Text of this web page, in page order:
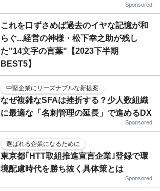
Sponsored
これを口ずさめば過去のイヤな記憶が和
らぐ...経営の神様・松下幸之助が残し
た"14文字の言葉"【2023下半期
BEST5】
中堅企業にリーズナブルな新提案
なぜ複雑なSFAは挫折する？少人数組織
に最適な「名刺管理の延長」で進めるDX
Sponsored
選ばれる企業になるために
東京都｢HTT取組推進宣言企業｣登録で環
境配慮時代を勝ち抜く具体策とは
Sponsored